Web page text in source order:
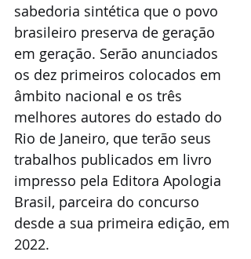
sabedoria sintética que o povo
brasileiro preserva de geração
em geração. Serão anunciados
os dez primeiros colocados em
âmbito nacional e os três
melhores autores do estado do
Rio de Janeiro, que terão seus
trabalhos publicados em livro
impresso pela Editora Apologia
Brasil, parceira do concurso
desde a sua primeira edição, em
2022.